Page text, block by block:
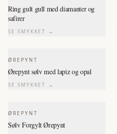
Ring gult gull med diamanter og
safirer
SE SMYKKET →
ØREPYNT
Ørepynt sølv med lapiz og opal
SE SMYKKET →
ØREPYNT
Sølv Forgylt Ørepynt